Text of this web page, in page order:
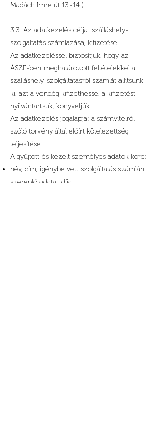
Madách Imre út 13.-14.)
3.3. Az adatkezelés célja: szálláshely-
szolgáltatás számlázása, kifizetése
Az adatkezeléssel biztosítjuk, hogy az
ÁSZF-ben meghatározott feltételekkel a
szálláshely-szolgáltatásról számlát állítsunk
ki, azt a vendég kifizethesse, a kifizetést
nyilvántartsuk, könyveljük.
Az adatkezelés jogalapja: a számvitelről
szóló törvény által előírt kötelezettség
teljesítése
A gyűjtött és kezelt személyes adatok köre:
név, cím, igénybe vett szolgáltatás számlán
szereplő adatai, díja